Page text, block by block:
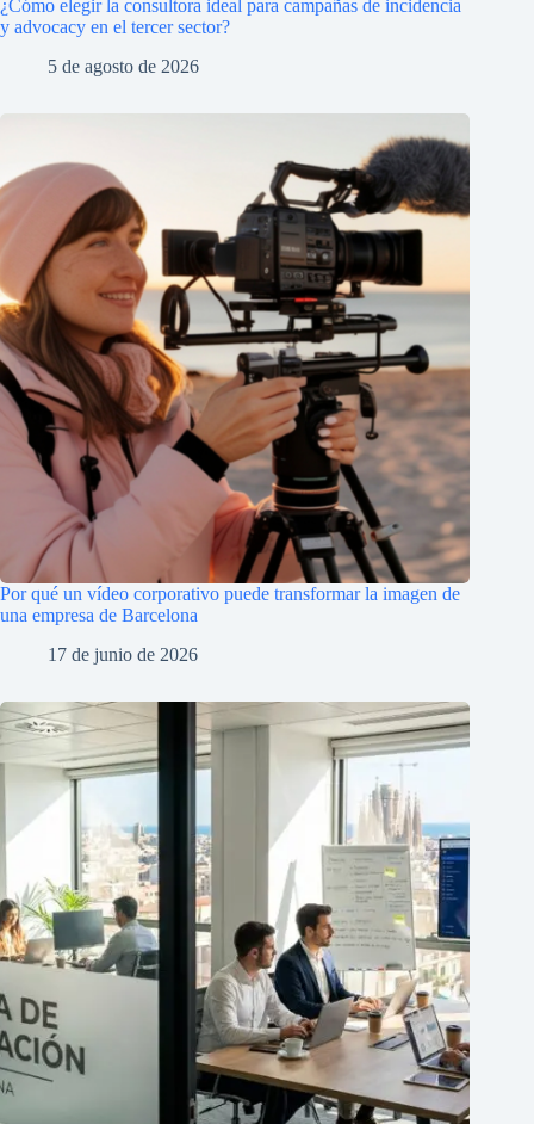
¿Cómo elegir la consultora ideal para campañas de incidencia
y advocacy en el tercer sector?
5 de agosto de 2026
Por qué un vídeo corporativo puede transformar la imagen de
una empresa de Barcelona
17 de junio de 2026